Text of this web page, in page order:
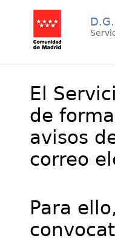
El
de
avisos
correo
Para